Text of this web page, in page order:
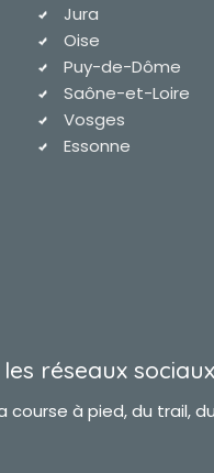
Jura
Oise
Puy-de-Dôme
Saône-et-Loire
Vosges
Essonne
réseaux sociaux
course à pied, du trail,